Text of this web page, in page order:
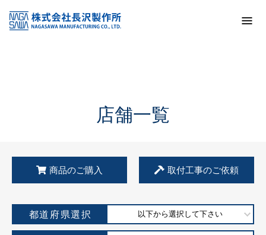
KSS加盟店・取扱店情報
店舗一覧
店舗一覧
商品のご購入 取付工事のご依頼
都道府県選択 以下から選択して下さい